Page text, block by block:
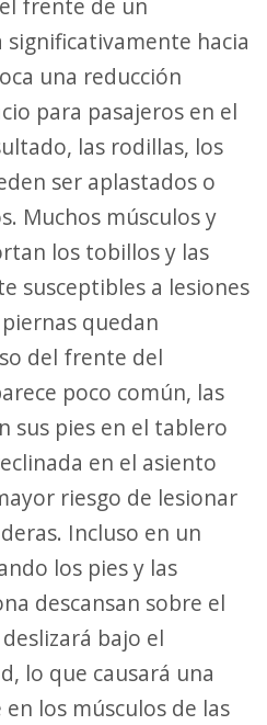
frente de un
hacia
una reducción
para pasajeros en el
las rodillas, los
ser aplastados o
Muchos músculos y
los tobillos y las
susceptibles a lesiones
quedan
del frente del
poco común, las
sus pies en el tablero
en el asiento
riesgo de lesionar
Incluso en un
los pies y las
descansan sobre el
bajo el
lo que causará una
los músculos de las